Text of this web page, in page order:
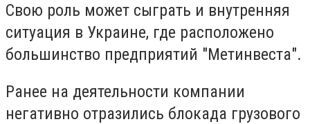
Свою роль может сыграть и внутренняя
ситуация в Украине, где расположено
большинство предприятий "Метинвеста".
Ранее на деятельности компании
негативно отразились блокада грузового